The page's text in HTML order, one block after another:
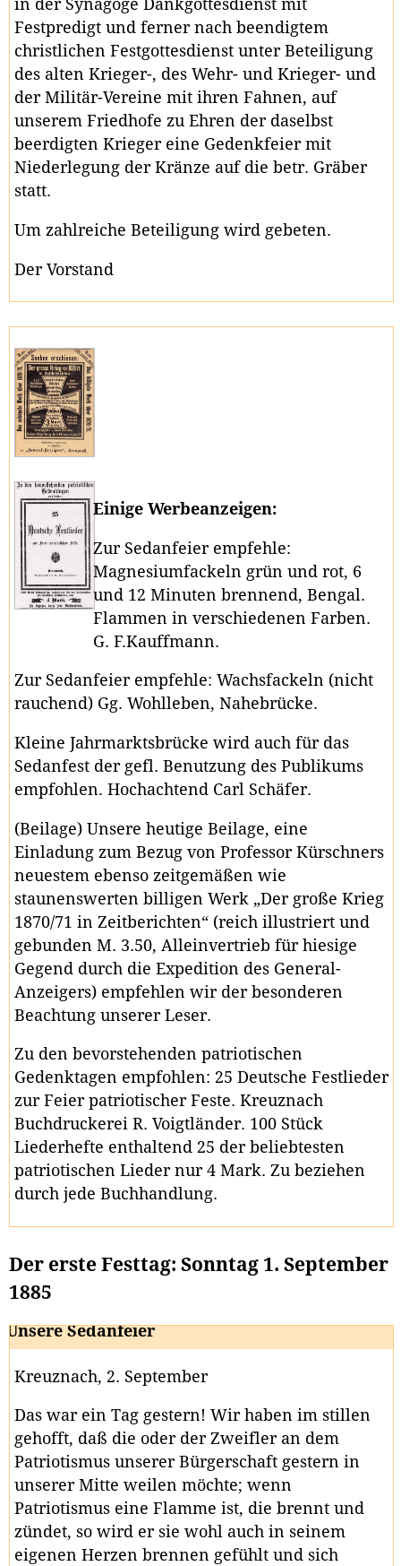
in der Synagoge Dankgottesdienst mit
Festpredigt und ferner nach beendigtem
christlichen Festgottesdienst unter Beteiligung
des alten Krieger-, des Wehr- und Krieger- und
der Militär-Vereine mit ihren Fahnen, auf
unserem Friedhofe zu Ehren der daselbst
beerdigten Krieger eine Gedenkfeier mit
Niederlegung der Kränze auf die betr. Gräber
statt.
Um zahlreiche Beteiligung wird gebeten.
Der Vorstand
Einige Werbeanzeigen:
Zur Sedanfeier empfehle:
Magnesiumfackeln grün und rot, 6
und 12 Minuten brennend, Bengal.
Flammen in verschiedenen Farben.
G. F.Kauffmann.
Zur Sedanfeier empfehle: Wachsfackeln (nicht
rauchend) Gg. Wohlleben, Nahebrücke.
Kleine Jahrmarktsbrücke wird auch für das
Sedanfest der gefl. Benutzung des Publikums
empfohlen. Hochachtend Carl Schäfer.
(Beilage) Unsere heutige Beilage, eine
Einladung zum Bezug von Professor Kürschners
neuestem ebenso zeitgemäßen wie
staunenswerten billigen Werk „Der große Krieg
1870/71 in Zeitberichten“ (reich illustriert und
gebunden M. 3.50, Alleinvertrieb für hiesige
Gegend durch die Expedition des General-
Anzeigers) empfehlen wir der besonderen
Beachtung unserer Leser.
Zu den bevorstehenden patriotischen
Gedenktagen empfohlen: 25 Deutsche Festlieder
zur Feier patriotischer Feste. Kreuznach
Buchdruckerei R. Voigtländer. 100 Stück
Liederhefte enthaltend 25 der beliebtesten
patriotischen Lieder nur 4 Mark. Zu beziehen
durch jede Buchhandlung.
Der erste Festtag: Sonntag 1. September
1885
Unsere Sedanfeier
Kreuznach, 2. September
Das war ein Tag gestern! Wir haben im stillen
gehofft, daß die oder der Zweifler an dem
Patriotismus unserer Bürgerschaft gestern in
unserer Mitte weilen möchte; wenn
Patriotismus eine Flamme ist, die brennt und
zündet, so wird er sie wohl auch in seinem
eigenen Herzen brennen gefühlt und sich